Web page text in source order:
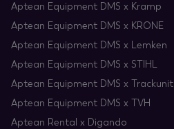
Aptean Equipment DMS x Kramp
Aptean Equipment DMS x KRONE
Aptean Equipment DMS x Lemken
Aptean Equipment DMS x STIHL
Aptean Equipment DMS x Trackunit
Aptean Equipment DMS x TVH
Aptean Rental x Digando